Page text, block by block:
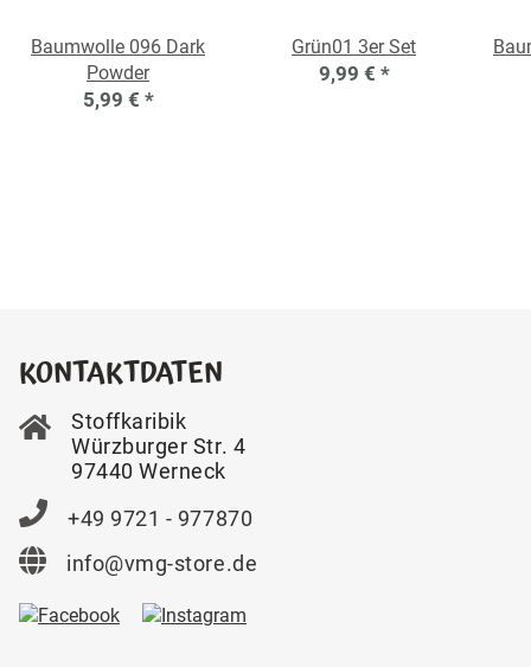
Baumwolle 096 Dark
Powder
5,99 € *
Grün01 3er Set
9,99 € *
KONTAKTDATEN
Stoffkaribik
Würzburger Str. 4
97440 Werneck
+49 9721 - 977870
info@vmg-store.de